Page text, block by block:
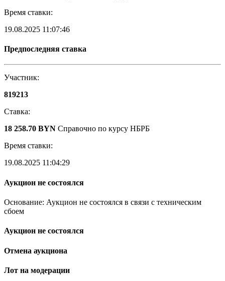
Время ставки:
19.08.2025 11:07:46
Предпоследняя ставка
Участник:
819213
Ставка:
18 258.70 BYN Справочно по курсу НБРБ
Время ставки:
19.08.2025 11:04:29
Аукцион не состоялся
Основание: Аукцион не состоялся в связи с техническим
сбоем
Аукцион не состоялся
Отмена аукциона
Лот на модерации